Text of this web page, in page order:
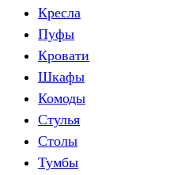
Кресла
Пуфы
Кровати
Шкафы
Комоды
Стулья
Столы
Тумбы